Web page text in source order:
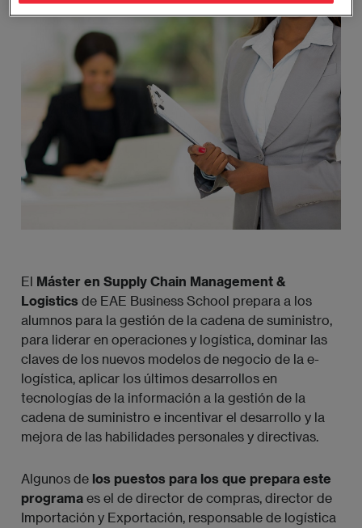
El Máster en Supply Chain Management &
Logistics de EAE Business School prepara a los
alumnos para la gestión de la cadena de suministro,
para liderar en operaciones y logística, dominar las
claves de los nuevos modelos de negocio de la e-
logística, aplicar los últimos desarrollos en
tecnologías de la información a la gestión de la
cadena de suministro e incentivar el desarrollo y la
mejora de las habilidades personales y directivas.
Algunos de los puestos para los que prepara este
programa es el de director de compras, director de
Importación y Exportación, responsable de logística